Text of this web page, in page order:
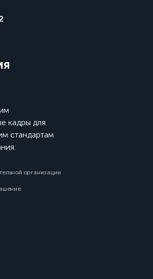
кадры для
стандартам
организации